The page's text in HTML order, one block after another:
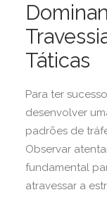
Táticas
Para ter
desenvolver
padrões de
Observar
fundamental
atravessar a